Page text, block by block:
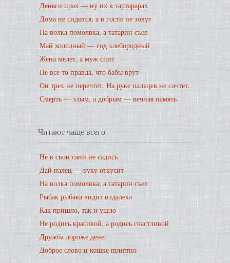
Деньги прах — ну их в тартарарах
Дома не сидится, а в гости не зовут
На волка помолвка, а татарин съел
Май холодный — год хлебородный
Жена мелет, а муж спит
Не все то правда, что бабы врут
Он трех не перечтет. На руке пальцев не сочтет.
Смерть — злым, а добрым — вечная память
Читают чаще всего
Не в свои сани не садись
Дай палец — руку откусит
На волка помолвка, а татарин съел
Рыбак рыбака видит издалека
Как пришло, так и ушло
Не родись красивой, а родись счастливой
Дружба дороже денег
Доброе слово и кошке приятно